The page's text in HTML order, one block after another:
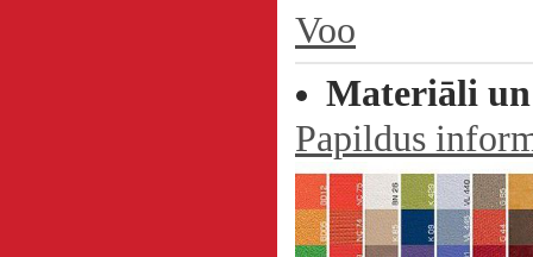
Voo
Materiāli un
Papildus